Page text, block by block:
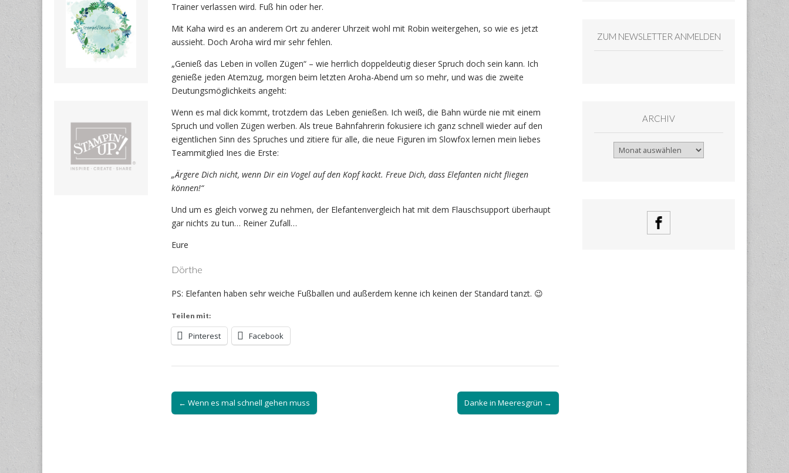
Trainer verlassen wird. Fuß hin oder her.
Mit Kaha wird es an anderem Ort zu anderer Uhrzeit wohl mit Robin weitergehen, so wie es jetzt
aussieht. Doch Aroha wird mir sehr fehlen.
„Genieß das Leben in vollen Zügen“ – wie herrlich doppeldeutig dieser Spruch doch sein kann. Ich
genieße jeden Atemzug, morgen beim letzten Aroha-Abend um so mehr, und was die zweite
Deutungsmöglichkeits angeht:
Wenn es mal dick kommt, trotzdem das Leben genießen. Ich weiß, die Bahn würde nie mit einem
Spruch und vollen Zügen werben. Als treue Bahnfahrerin fokusiere ich ganz schnell wieder auf den
eigentlichen Sinn des Spruches und zitiere für alle, die neue Figuren im Slowfox lernen mein liebes
Teammitglied Ines die Erste:
„Ärgere Dich nicht, wenn Dir ein Vogel auf den Kopf kackt. Freue Dich, dass Elefanten nicht fliegen
können!“
Und um es gleich vorweg zu nehmen, der Elefantenvergleich hat mit dem Flauschsupport überhaupt
gar nichts zu tun… Reiner Zufall…
Eure
Dörthe
PS: Elefanten haben sehr weiche Fußballen und außerdem kenne ich keinen der Standard tanzt. 😉
Teilen mit:
Pinterest Facebook
Post
navigation
← Wenn es mal schnell gehen muss Danke in Meeresgrün →
ZUM NEWSLETTER ANMELDEN
ARCHIV
Archiv